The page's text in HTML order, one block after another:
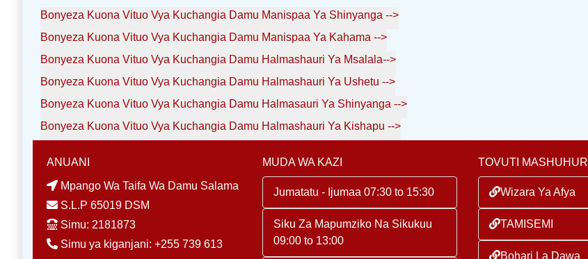
Bonyeza Kuona Vituo Vya Kuchangia Damu Manispaa Ya Shinyanga -->
Bonyeza Kuona Vituo Vya Kuchangia Damu Manispaa Ya Kahama -->
Bonyeza Kuona Vituo Vya Kuchangia Damu Halmashauri Ya Msalala-->
Bonyeza Kuona Vituo Vya Kuchangia Damu Halmashauri Ya Ushetu -->
Bonyeza Kuona Vituo Vya Kuchangia Damu Halmasauri Ya Shinyanga -->
Bonyeza Kuona Vituo Vya Kuchangia Damu Halmashauri Ya Kishapu -->
ANUANI
Mpango Wa Taifa Wa Damu Salama
S.L.P 65019 DSM
Simu: 2181873
Simu ya kiganjani: +255 739 613
MUDA WA KAZI
Jumatatu - Ijumaa 07:30 to 15:30
Siku Za Mapumziko Na Sikukuu
09:00 to 13:00
TOVUTI MASHUHURI
Wizara Ya Afya
TAMISEMI
Bohari La Dawa